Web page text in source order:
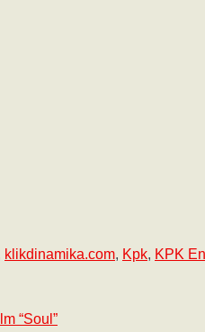
klikdinamika.com, Kpk, KPK
“Soul”